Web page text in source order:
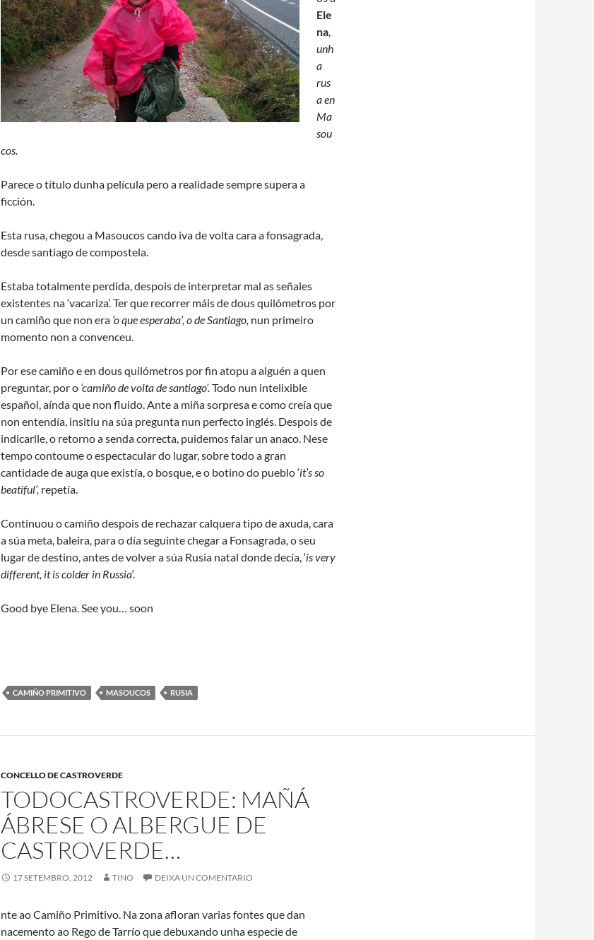
Ele
na,
unh
a
rus
a en
Ma
sou
cos.
Parece o título dunha película pero a realidade sempre supera a
ficción.
Esta rusa, chegou a Masoucos cando iva de volta cara a fonsagrada,
desde santiago de compostela.
Estaba totalmente perdida, despois de interpretar mal as señales
existentes na ‘vacariza’. Ter que recorrer máis de dous quilómetros por
un camiño que non era ‘o que esperaba’, o de Santiago, nun primeiro
momento non a convenceu.
Por ese camiño e en dous quilómetros por fin atopu a alguén a quen
preguntar, por o ‘camiño de volta de santiago’.Todo nun intelixible
español, aínda que non fluido. Ante a miña sorpresa e como creía que
non entendía, insitiu na súa pregunta nun perfecto inglés. Despois de
indicarlle, o retorno a senda correcta, puidemos falar un anaco. Nese
tempo contoume o espectacular do lugar, sobre todo a gran
cantidade de auga que existía, o bosque, e o botino do pueblo ‘it’s so
beatiful’, repetía.
Continuou o camiño despois de rechazar calquera tipo de axuda, cara
a súa meta, baleira, para o día seguinte chegar a Fonsagrada, o seu
lugar de destino, antes de volver a súa Rusia natal donde decía, ‘is very
different, it is colder in Russia‘.
Good bye Elena. See you… soon
CAMIÑO PRIMITIVO MASOUCOS RUSIA
CONCELLO DE CASTROVERDE
TODOCASTROVERDE: MAÑÁ
ÁBRESE O ALBERGUE DE
CASTROVERDE…
17 SETEMBRO, 2012 TINO DEIXA UN COMENTARIO
nte ao Camiño Primitivo. Na zona afloran varias fontes que dan
nacemento ao Rego de Tarrío que debuxando unha especie de